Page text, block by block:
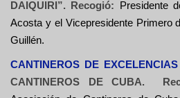
DAIQUIRI”. Recogió:
Presidente
Acosta y el Vicepresidente Primero
Guillén.
CANTINEROS DE EXCELENCIAS
CANTINEROS DE CUBA.